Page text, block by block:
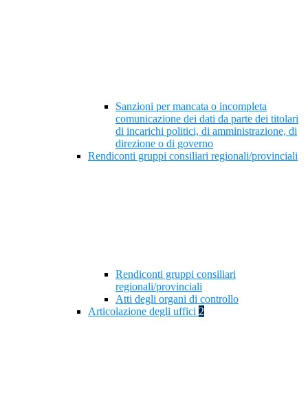
Sanzioni per mancata o incompleta
comunicazione dei dati da parte dei titolari
di incarichi politici, di amministrazione, di
direzione o di governo
Rendiconti gruppi consiliari regionali/provinciali
Rendiconti gruppi consiliari
regionali/provinciali
Atti degli organi di controllo
Articolazione degli uffici 2